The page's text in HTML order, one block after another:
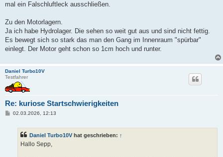
mal ein Falschluftleck ausschließen.
Zu den Motorlagern.
Ja ich habe Hydrolager. Die sehen so weit gut aus und sind nicht fettig.
Es bewegt sich so stark das man den Gang im Innenraum "spürbar"
einlegt. Der Motor geht schon so 1cm hoch und runter.
Daniel Turbo10V
Testfahrer
Re: kuriose Startschwierigkeiten
B02.03.2026, 12:13
Daniel Turbo10V hat geschrieben: ↑
Hallo Sepp,